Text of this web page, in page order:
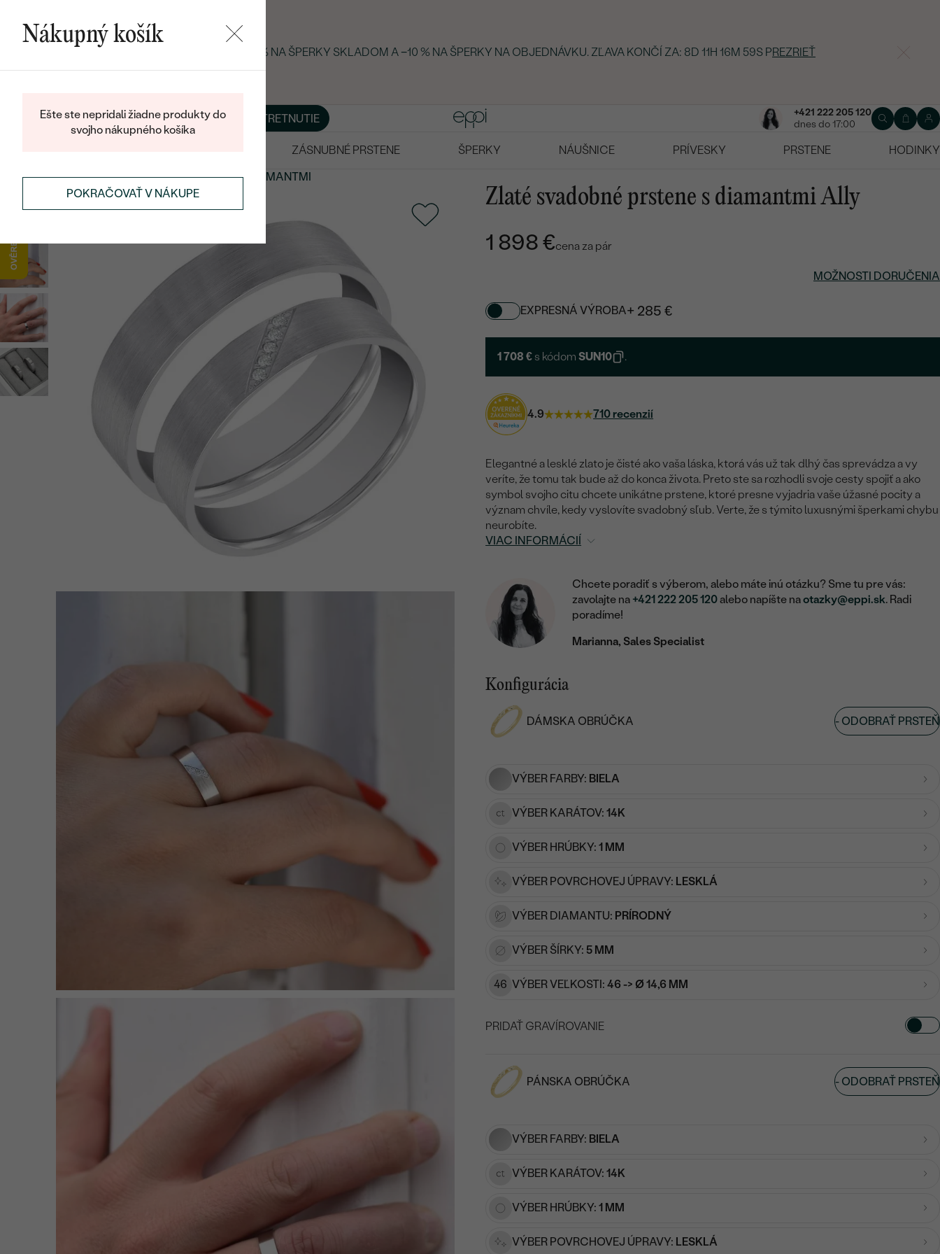
LETNÝ BLACK FRIDAY: −25 % NA ŠPERKY SKLADOM A −10 % NA ŠPERKY NA OBJEDNÁVKU. ZĽAVA KONČÍ ZA: 8D 11H 16M 58S PREZRIEŤ
BLOGŠPERKY NA MIERU DOHODNÚŤ STRETNUTIE
+421 222 205 120
dnes do 17:00
ZÁSNUBNÉ PRSTENE ŠPERKY NÁUŠNICE PRÍVESKY PRSTENE
HODINKY
SVADOBNÉ OBRÚČKYSVADOBNÉ OBRÚČKYS DIAMANTMI
Zlaté svadobné prstene s diamantmi Ally
1 898 €cena za pár
MOŽNOSTI DORUČENIA
EXPRESNÁ VÝROBA+ 285 €
1 708 € s kódomSUN10 .
4.9 710 recenzií
Elegantné a lesklé zlato je čisté ako vaša láska, ktorá vás už tak dlhý čas sprevádza a vy
veríte, že tomu tak bude až do konca života. Preto ste sa rozhodli svoje cesty spojiť a ako
symbol svojho citu chcete unikátne prstene, ktoré presne vyjadria vaše úžasné pocity a
význam chvíle, kedy vyslovíte svadobný sľub. Verte, že s týmito luxusnými šperkami chybu
neurobíte.
VIAC INFORMÁCIÍ
Chcete poradiť s výberom, alebo máte inú otázku? Sme tu pre vás:
zavolajte na +421 222 205 120alebo napíšte naotazky@eppi.sk. Radi
poradíme!
Marianna, Sales Specialist
Konfigurácia
DÁMSKA OBRÚČKA -ODOBRAŤ PRSTEŇ
VÝBER FARBY: BIELA
VÝBER KARÁTOV: 14K
VÝBER HRÚBKY: 1 MM
VÝBER POVRCHOVEJ ÚPRAVY: LESKLÁ
VÝBER DIAMANTU: PRÍRODNÝ
VÝBER ŠÍRKY: 5 MM
46 VÝBER VEĽKOSTI: 46 -> Ø 14,6 MM
PRIDAŤ GRAVÍROVANIE
Napíšte iniciály/text
PÁNSKA OBRÚČKA -ODOBRAŤ PRSTEŇ
VÝBER FARBY: BIELA
VÝBER KARÁTOV: 14K
VÝBER HRÚBKY: 1 MM
VÝBER POVRCHOVEJ ÚPRAVY: LESKLÁ
Nákupný košík
Ešte ste nepridali žiadne produkty do
svojho nákupného košíka
POKRAČOVAŤ V NÁKUPE